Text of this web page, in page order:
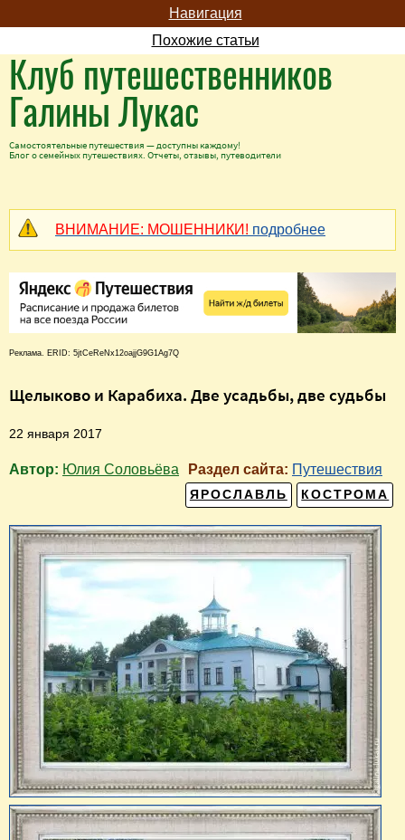
Навигация
Похожие статьи
Клуб путешественников
Галины Лукас
Самостоятельные путешествия — доступны каждому!
Блог о семейных путешествиях. Отчеты, отзывы, путеводители
ВНИМАНИЕ: МОШЕННИКИ! подробнее
Реклама. ERID: 5jtCeReNx12oajjG9G1Ag7Q
Щелыково и Карабиха. Две усадьбы, две судьбы
22 января 2017
Автор: Юлия Соловьёва Раздел сайта: Путешествия
КОСТРОМА
ЯРОСЛАВЛЬ